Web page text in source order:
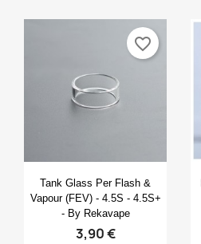
Anteprima
Tank Glass Per Flash &
Vapour (FEV) - 4.5S - 4.5S+
- By Rekavape
3,90 €
favorite_border